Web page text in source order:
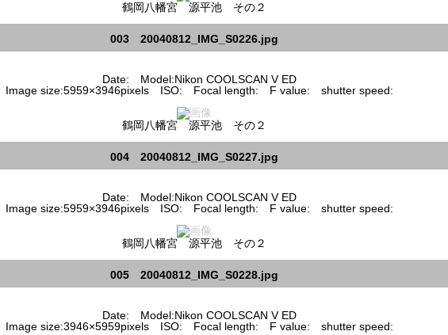
鶴岡八幡宮 源平池 その２
003 20040812_IMG_S0226.jpg
Date: Model:Nikon COOLSCAN V ED
Image size:5959×3946pixels ISO: Focal length: F value: shutter speed:
鶴岡八幡宮 源平池 その２
004 20040812_IMG_S0227.jpg
Date: Model:Nikon COOLSCAN V ED
Image size:5959×3946pixels ISO: Focal length: F value: shutter speed:
鶴岡八幡宮 源平池 その２
005 20040812_IMG_S0228.jpg
Date: Model:Nikon COOLSCAN V ED
Image size:3946×5959pixels ISO: Focal length: F value: shutter speed: